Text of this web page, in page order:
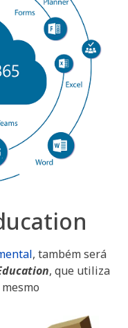
, também será
, que utiliza